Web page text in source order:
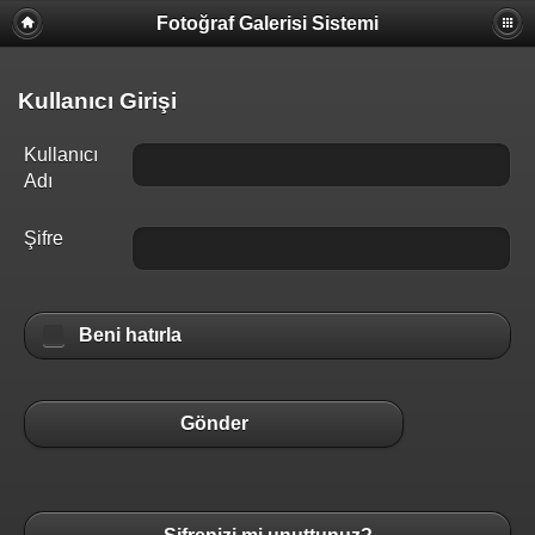
Fotoğraf Galerisi Sistemi
Kullanıcı Girişi
Kullanıcı
Adı
Şifre
Beni hatırla
Gönder